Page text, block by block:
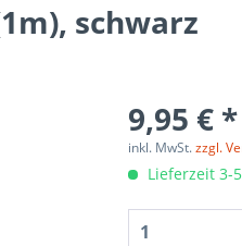
schwarz
9,95 € *
inkl. MwSt.zzgl.
Lieferzeit 3-